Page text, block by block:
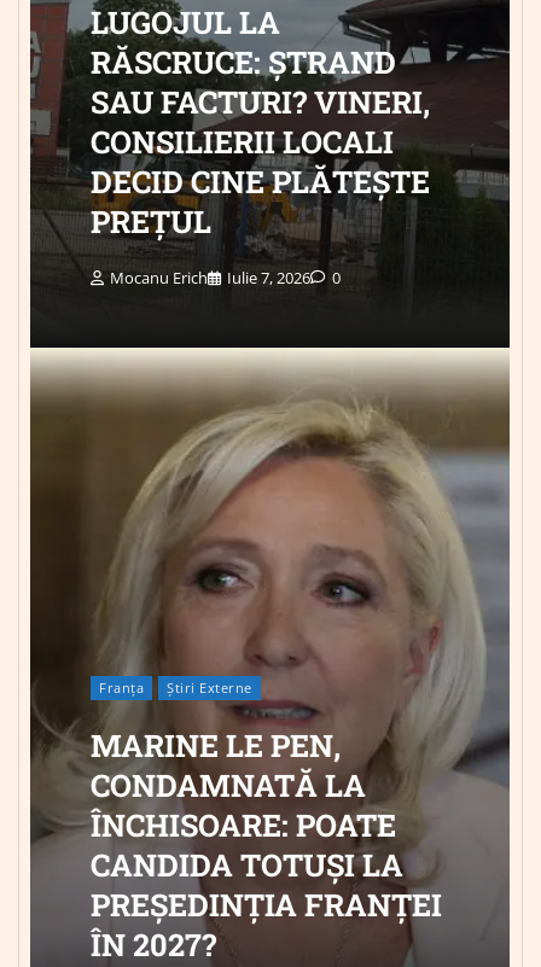
LUGOJUL LA
RĂSCRUCE: ȘTRAND
SAU FACTURI? VINERI,
CONSILIERII LOCALI
DECID CINE PLĂTEȘTE
PREȚUL
Mocanu Erich Iulie 7, 2026 0
Franța Știri Externe
MARINE LE PEN,
CONDAMNATĂ LA
ÎNCHISOARE: POATE
CANDIDA TOTUȘI LA
PREȘEDINȚIA FRANȚEI
ÎN 2027?